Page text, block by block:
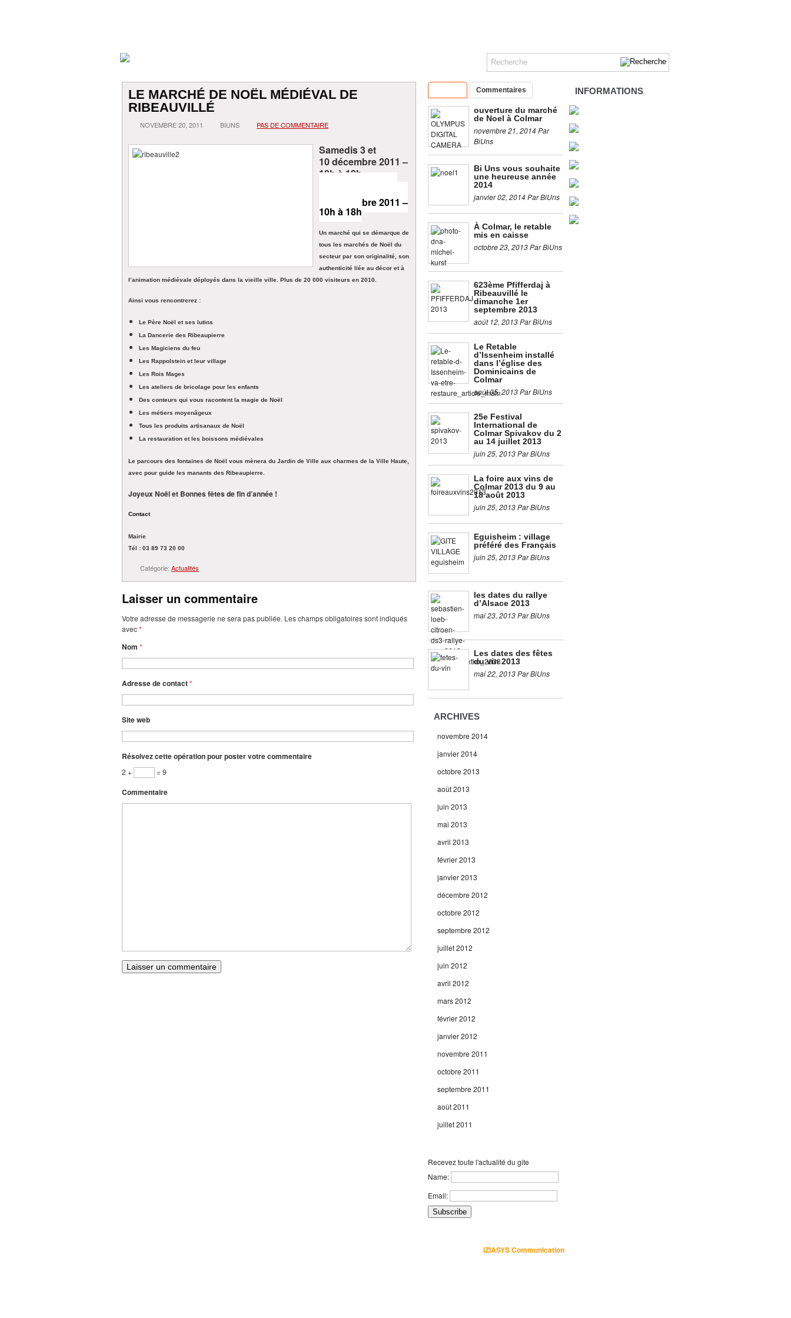
LE MARCHÉ DE NOËL MÉDIÉVAL DE
RIBEAUVILLÉ
NOVEMBRE 20, 2011 BIUNS PAS DE COMMENTAIRE
Samedis 3 et
10 décembre 2011 –
10h à 19h
11 décembre 2011 –
10h à 18h
Un marché qui se démarque de
tous les marchés de Noël du
secteur par son originalité, son
authenticité liée au décor et à
l’animation médiévale déployés dans la vieille ville. Plus de 20 000 visiteurs en 2010.
Ainsi vous rencontrerez :
Le Père Noël et ses lutins
La Dancerie des Ribeaupierre
Les Magiciens du feu
Les Rappolstein et leur village
Les Rois Mages
Les ateliers de bricolage pour les enfants
Des conteurs qui vous racontent la magie de Noël
Les métiers moyenâgeux
Tous les produits artisanaux de Noël
La restauration et les boissons médiévales
Le parcours des fontaines de Noël vous mènera du Jardin de Ville aux charmes de la Ville Haute,
avec pour guide les manants des Ribeaupierre.
Joyeux Noël et Bonnes fêtes de fin d’année !
Contact
Mairie
Tél : 03 89 73 20 00
Catégorie: Actualités
Laisser un commentaire
Votre adresse de messagerie ne sera pas publiée. Les champs obligatoires sont indiqués
avec*
Nom *
Adresse de contact*
Site web
Résolvez cette opération pour poster votre commentaire
2 + = 9
Commentaire
Commentaires
ouverture du marché
de Noel à Colmar
novembre 21, 2014 Par
BiUns
Bi Uns vous souhaite
une heureuse année
2014
janvier 02, 2014 Par BiUns
À Colmar, le retable
mis en caisse
octobre 23, 2013 Par BiUns
623ème Pfifferdaj à
Ribeauvillé le
dimanche 1er
septembre 2013
août 12, 2013 Par BiUns
Le Retable
d’Issenheim installé
dans l’église des
Dominicains de
Colmar
août 05, 2013 Par BiUns
25e Festival
International de
Colmar Spivakov du 2
au 14 juillet 2013
juin 25, 2013 Par BiUns
La foire aux vins de
Colmar 2013 du 9 au
18 août 2013
juin 25, 2013 Par BiUns
Eguisheim : village
préféré des Français
juin 25, 2013 Par BiUns
les dates du rallye
d’Alsace 2013
mai 23, 2013 Par BiUns
Les dates des fêtes
du vin 2013
mai 22, 2013 Par BiUns
ARCHIVES
novembre 2014
janvier 2014
octobre 2013
août 2013
juin 2013
mai 2013
avril 2013
février 2013
janvier 2013
décembre 2012
octobre 2012
septembre 2012
juillet 2012
juin 2012
avril 2012
mars 2012
février 2012
janvier 2012
novembre 2011
octobre 2011
septembre 2011
août 2011
juillet 2011
Recevez toute l'actualité du gite
Name:
Email:
INFORMATIONS
IZIASYS Communication